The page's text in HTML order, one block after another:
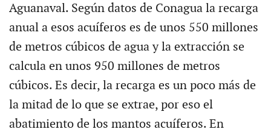
Aguanaval. Según datos de Conagua la recarga
anual a esos acuíferos es de unos 550 millones
de metros cúbicos de agua y la extracción se
calcula en unos 950 millones de metros
cúbicos. Es decir, la recarga es un poco más de
la mitad de lo que se extrae, por eso el
abatimiento de los mantos acuíferos. En